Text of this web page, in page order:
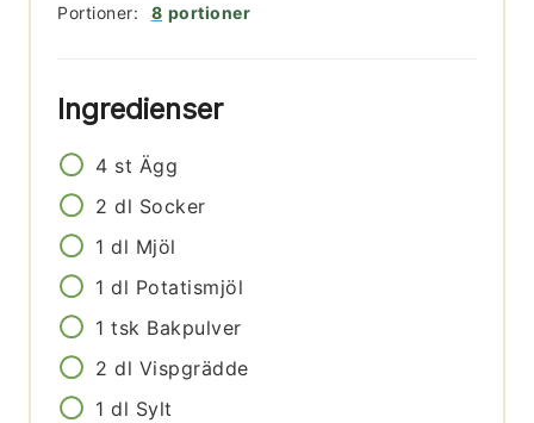
Portioner: 8 portioner
Ingredienser
4 st Ägg
2 dl Socker
1 dl Mjöl
1 dl Potatismjöl
1 tsk Bakpulver
2 dl Vispgrädde
1 dl Sylt